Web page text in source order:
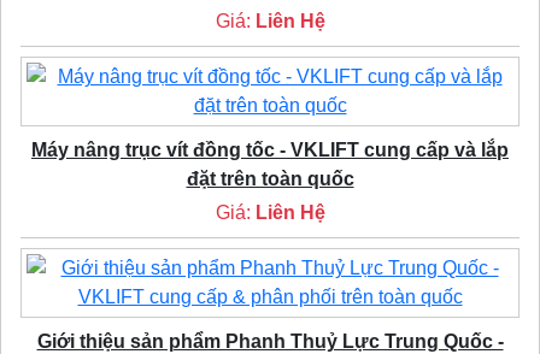
Giá: Liên Hệ
Máy nâng trục vít đồng tốc - VKLIFT cung cấp và lắp
đặt trên toàn quốc
Giá: Liên Hệ
Giới thiệu sản phẩm Phanh Thuỷ Lực Trung Quốc -